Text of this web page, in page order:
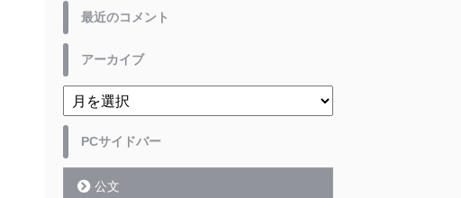
最近のコメント
アーカイブ
PCサイドバー
公文